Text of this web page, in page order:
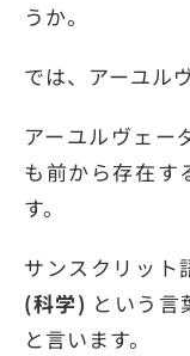
うか。
では、アーユル
アーユルヴェー
も前から存在す
す。
サンスクリット
(科学) という言
と言います。